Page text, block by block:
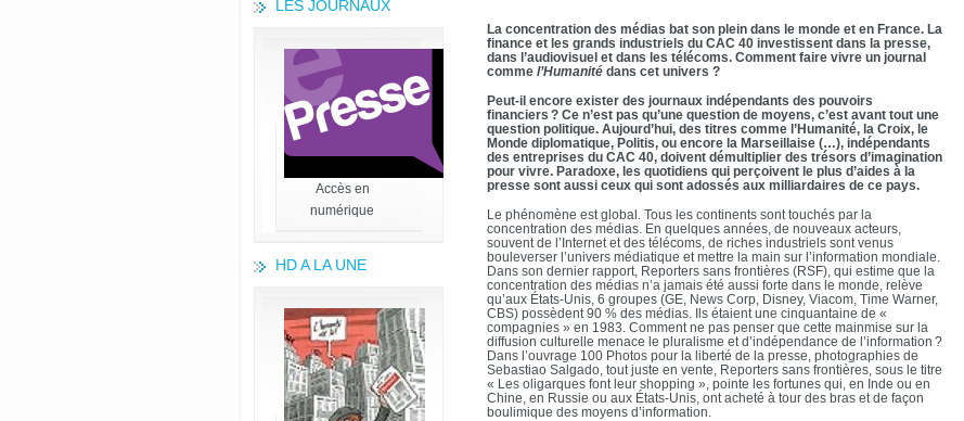
LES JOURNAUX
Accès en
numérique
HD A LA UNE
La concentration des médias bat son plein dans le monde et en France. La
finance et les grands industriels du CAC 40 investissent dans la presse,
dans l’audiovisuel et dans les télécoms. Comment faire vivre un journal
comme l’Humanité dans cet univers ?
Peut-il encore exister des journaux indépendants des pouvoirs
financiers ? Ce n’est pas qu’une question de moyens, c’est avant tout une
question politique. Aujourd’hui, des titres comme l’Humanité, la Croix, le
Monde diplomatique, Politis, ou encore la Marseillaise (…), indépendants
des entreprises du CAC 40, doivent démultiplier des trésors d’imagination
pour vivre. Paradoxe, les quotidiens qui perçoivent le plus d’aides à la
presse sont aussi ceux qui sont adossés aux milliardaires de ce pays.
Le phénomène est global. Tous les continents sont touchés par la
concentration des médias. En quelques années, de nouveaux acteurs,
souvent de l’Internet et des télécoms, de riches industriels sont venus
bouleverser l’univers médiatique et mettre la main sur l’information mondiale.
Dans son dernier rapport, Reporters sans frontières (RSF), qui estime que la
concentration des médias n’a jamais été aussi forte dans le monde, relève
qu’aux États-Unis, 6 groupes (GE, News Corp, Disney, Viacom, Time Warner,
CBS) possèdent 90 % des médias. Ils étaient une cinquantaine de «
compagnies » en 1983. Comment ne pas penser que cette mainmise sur la
diffusion culturelle menace le pluralisme et d’indépendance de l’information ?
Dans l’ouvrage 100 Photos pour la liberté de la presse, photographies de
Sebastiao Salgado, tout juste en vente, Reporters sans frontières, sous le titre
« Les oligarques font leur shopping », pointe les fortunes qui, en Inde ou en
Chine, en Russie ou aux États-Unis, ont acheté à tour des bras et de façon
boulimique des moyens d’information.